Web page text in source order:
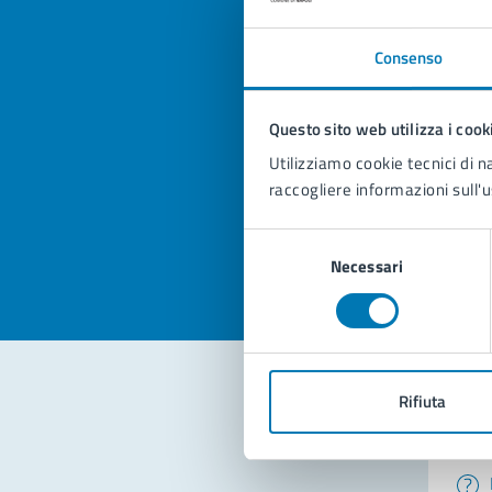
Consenso
Questo sito web utilizza i
Utilizziamo cookie tecnici di
raccogliere informazioni
Necessari
Rifiuta
Valuta